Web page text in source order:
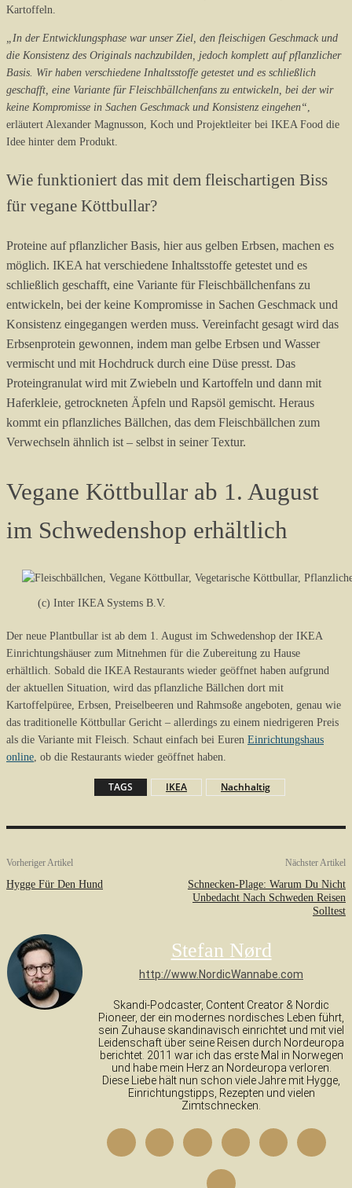
Kartoffeln.
„In der Entwicklungsphase war unser Ziel, den fleischigen Geschmack und
die Konsistenz des Originals nachzubilden, jedoch komplett auf pflanzlicher
Basis. Wir haben verschiedene Inhaltsstoffe getestet und es schließlich
geschafft, eine Variante für Fleischbällchenfans zu entwickeln, bei der wir
keine Kompromisse in Sachen Geschmack und Konsistenz eingehen“,
erläutert Alexander Magnusson, Koch und Projektleiter bei IKEA Food die
Idee hinter dem Produkt.
Wie funktioniert das mit dem fleischartigen Biss
für vegane Köttbullar?
Proteine auf pflanzlicher Basis, hier aus gelben Erbsen, machen es
möglich. IKEA hat verschiedene Inhaltsstoffe getestet und es
schließlich geschafft, eine Variante für Fleischbällchenfans zu
entwickeln, bei der keine Kompromisse in Sachen Geschmack und
Konsistenz eingegangen werden muss. Vereinfacht gesagt wird das
Erbsenprotein gewonnen, indem man gelbe Erbsen und Wasser
vermischt und mit Hochdruck durch eine Düse presst. Das
Proteingranulat wird mit Zwiebeln und Kartoffeln und dann mit
Haferkleie, getrockneten Äpfeln und Rapsöl gemischt. Heraus
kommt ein pflanzliches Bällchen, das dem Fleischbällchen zum
Verwechseln ähnlich ist – selbst in seiner Textur.
Vegane Köttbullar ab 1. August
im Schwedenshop erhältlich
(c) Inter IKEA Systems B.V.
Der neue Plantbullar ist ab dem 1. August im Schwedenshop der IKEA
Einrichtungshäuser zum Mitnehmen für die Zubereitung zu Hause
erhältlich. Sobald die IKEA Restaurants wieder geöffnet haben aufgrund
der aktuellen Situation, wird das pflanzliche Bällchen dort mit
Kartoffelpüree, Erbsen, Preiselbeeren und Rahmsoße angeboten, genau wie
das traditionelle Köttbullar Gericht – allerdings zu einem niedrigeren Preis
als die Variante mit Fleisch. Schaut einfach bei Euren Einrichtungshaus
online , ob die Restaurants wieder geöffnet haben.
TAGS IKEA Nachhaltig
Vorheriger Artikel
Hygge Für Den Hund
Nächster Artikel
Schnecken-Plage: Warum Du Nicht
Unbedacht Nach Schweden Reisen
Solltest
Stefan Nørd
http://www.NordicWannabe.com
Skandi-Podcaster, Content Creator & Nordic
Pioneer, der ein modernes nordisches Leben führt,
sein Zuhause skandinavisch einrichtet und mit viel
Leidenschaft über seine Reisen durch Nordeuropa
berichtet. 2011 war ich das erste Mal in Norwegen
und habe mein Herz an Nordeuropa verloren.
Diese Liebe hält nun schon viele Jahre mit Hygge,
Einrichtungstipps, Rezepten und vielen
Zimtschnecken.